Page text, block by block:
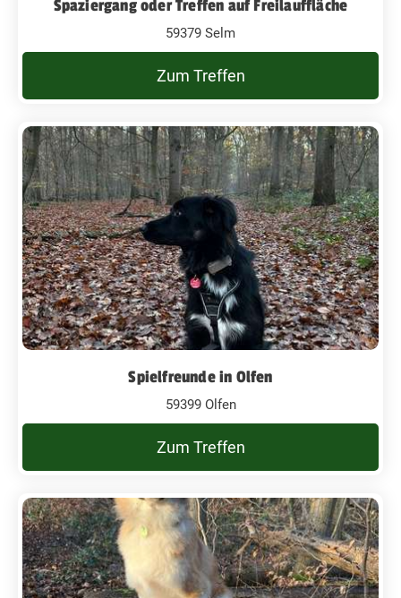
Spaziergang oder Treffen auf Freilauffläche
59379 Selm
Zum Treffen
Spielfreunde in Olfen
59399 Olfen
Zum Treffen